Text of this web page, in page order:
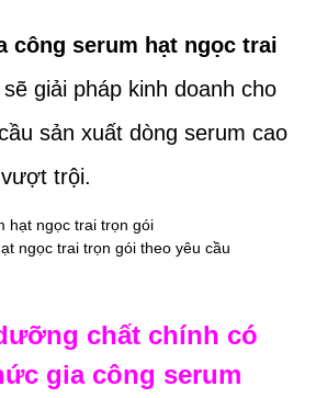
công serum hạt ngọc trai
giải pháp kinh doanh cho
sản xuất dòng serum cao
trội.
ngọc trai trọn gói theo yêu cầu
chất chính có
gia công serum